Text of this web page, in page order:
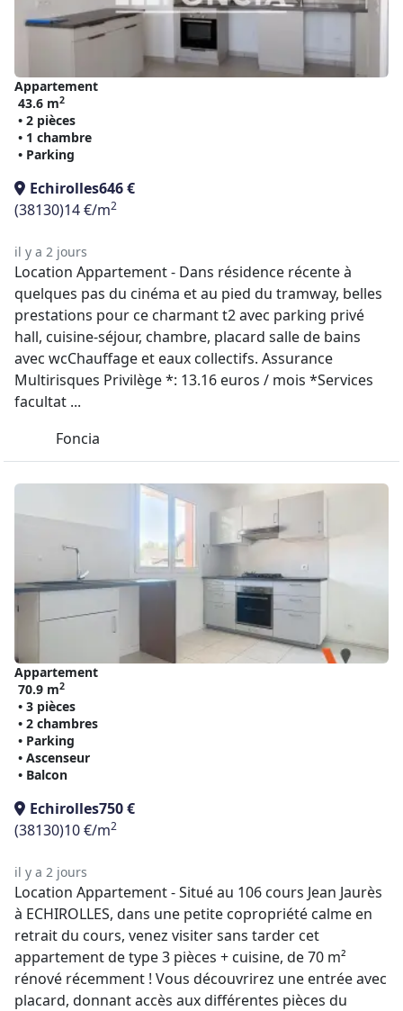
Appartement
43.6 m2
• 2 pièces
• 1 chambre
• Parking
Echirolles646 €
(38130)14 €/m2
il y a 2 jours
Location Appartement - Dans résidence récente à
quelques pas du cinéma et au pied du tramway, belles
prestations pour ce charmant t2 avec parking privé
hall, cuisine-séjour, chambre, placard salle de bains
avec wcChauffage et eaux collectifs. Assurance
Multirisques Privilège *: 13.16 euros / mois *Services
facultat ...
Foncia
Appartement
70.9 m2
• 3 pièces
• 2 chambres
• Parking
• Ascenseur
• Balcon
Echirolles750 €
(38130)10 €/m2
il y a 2 jours
Location Appartement - Situé au 106 cours Jean Jaurès
à ECHIROLLES, dans une petite copropriété calme en
retrait du cours, venez visiter sans tarder cet
appartement de type 3 pièces + cuisine, de 70 m²
rénové récemment ! Vous découvrirez une entrée avec
placard, donnant accès aux différentes pièces du